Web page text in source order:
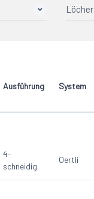
Löcher
Ausführung System
4-
schneidig
Oertli